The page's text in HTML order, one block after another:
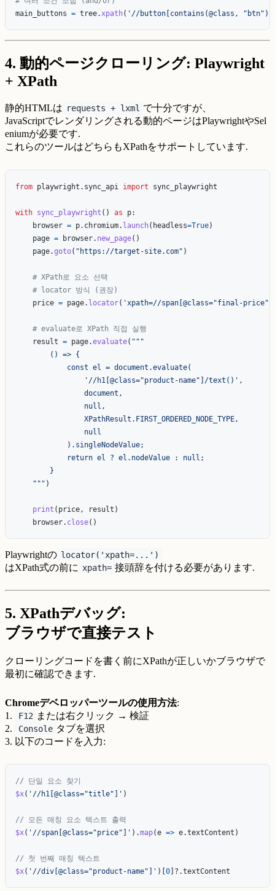
main_buttons = tree.xpath( ' //button[contains(@class, " btn" )
4. 動的ページクローリング: Playwright
+ XPath
静的HTMLは requests + lxml で十分ですが、
JavaScriptでレンダリングされる動的ページはPlaywrightやSel
eniumが必要です.
これらのツールはどちらもXPathをサポートしています.
from playwright.sync_api import sync_playwright
with sync_playwright () as p:
browser = p. chromium. launch( headless=True)
page = browser. new_page()
page.goto( " https://target-site.com" )
price = page. locator( ' xpath=//span[@class="final-price"
result = page.evaluate( """
        () => {
            const el = document.evaluate(
' //h1[@class="product-name" ]/text() ' ,
                document,
                null,
                XPathResult.FIRST_ORDERED_NODE_TYPE,
                null
            ).singleNodeValue;
            return el ? el.nodeValue : null;
        }
""" )
print ( price , result )
browser. close()
Playwrightの locator('xpath=...')
はXPath式の前に xpath= 接頭辞を付ける必要があります.
5. XPathデバッグ:
ブラウザで直接テスト
クローリングコードを書く前にXPathが正しいかブラウザで
最初に確認できます.
Chromeデベロッパーツールの使用方法:
1.
F12 または右クリック → 検証
2.
Console タブを選択
3. 以下のコードを入力:
// 단일 요소 찾기
$x( ' //h1[@class="title"] ' )
// 모든 매칭 요소 텍스트 출력
$x( ' //span[@class="price"] ' ).map(e => e.textContent )
// 첫 번째 매칭 텍스트
$x( ' //div[@class="product-name"] ' )[ 0 ]?.textContent